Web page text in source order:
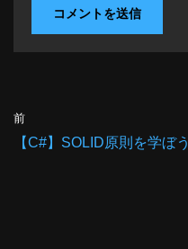
前
【C#】SOLID原則を学ぼう